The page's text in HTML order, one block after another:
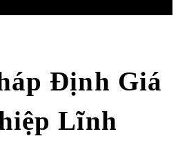
Định Giá
Lĩnh